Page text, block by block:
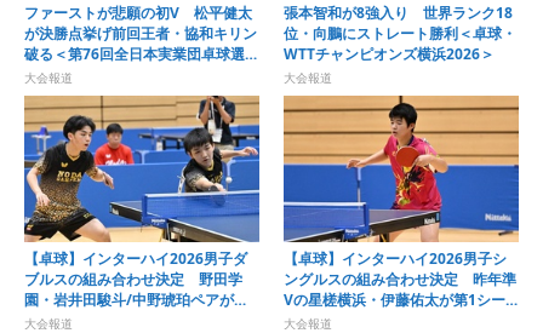
ファーストが悲願の初V 松平健太
が決勝点挙げ前回王者・協和キリン
破る＜第76回全日本実業団卓球選手
権大会＞
大会報道
張本智和が8強入り 世界ランク18
位・向鵬にストレート勝利＜卓球・
WTTチャンピオンズ横浜2026＞
大会報道
【卓球】インターハイ2026男子ダ
ブルスの組み合わせ決定 野田学
園・岩井田駿斗/中野琥珀ペアが第1
シードに
大会報道
【卓球】インターハイ2026男子シ
ングルスの組み合わせ決定 昨年準
Vの星槎横浜・伊藤佑太が第1シー
ドに
大会報道